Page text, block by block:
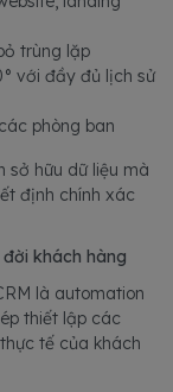
trùng lặp
với đầy đủ lịch sử
phòng ban
sở hữu dữ liệu mà
định chính xác
khách hàng
là automation
thiết lập các
tế của khách